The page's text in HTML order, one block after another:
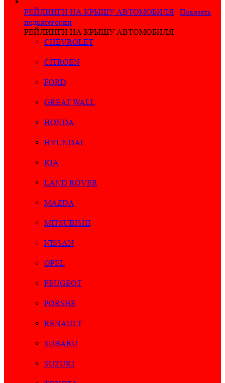
РЕЙЛИНГИ НА КРЫШУ АВТОМОБИЛЯ
Показать
подкатегории
РЕЙЛИНГИ НА КРЫШУ АВТОМОБИЛЯ
CHEVROLET
CITROEN
FORD
GREAT WALL
HONDA
HYUNDAI
KIA
LAND ROVER
MAZDA
MITSUBISHI
NISSAN
OPEL
PEUGEOT
PORSHE
RENAULT
SUBARU
SUZUKI